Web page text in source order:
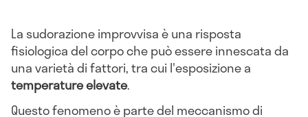
La sudorazione improvvisa è una risposta
fisiologica del corpo che può essere innescata da
una varietà di fattori, tra cui l'esposizione a
temperature elevate.
Questo fenomeno è parte del meccanismo di